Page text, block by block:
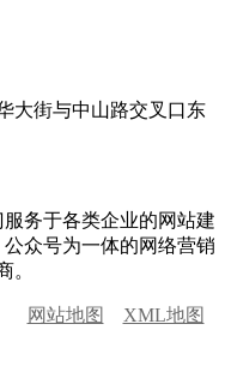
大街与中山路交叉口东
务于各类企业的网站建
众号为一体的网络营销
。
网站地图 XML地图